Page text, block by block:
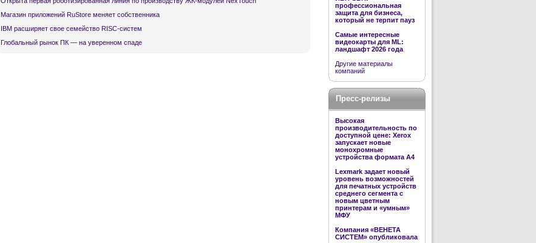
Магазин приложений RuStore меняет собственника
IBM расширяет свое семейство RISC-систем
Глобальный рынок ПК — на уверенном спаде
профессиональная
защита для бизнеса,
который не терпит пауз
Самые интересные
видеокарты для ML:
ландшафт 2026 года
Другие материалы
компаний
Пресс-релизы
Высокая
производительность по
доступной цене: Xerox
запускает новые
монохромные
устройства формата А4
Lexmark задает новый
уровень возможностей
для печатных устройств
среднего сегмента с
новым цветным
принтерам и «умным»
МФУ
Компания «ВЕНЕТА
СИСТЕМ» опубликовала